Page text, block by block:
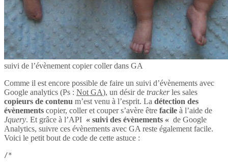
suivi de l’évènement copier coller dans GA
Comme il est encore possible de faire un suivi d’évènements avec
Google analytics (Ps : Not GA), un désir de trackerles sales
copieurs de contenu m’est venu à l’esprit. La détection des
évènements copier, coller et couper s’avère être facile à l’aide de
Jquery. Et grâce à l’API « suivi des évènements « de Google
Analytics, suivre ces évènements avec GA reste également facile.
Voici le petit bout de code de cette astuce :
/*